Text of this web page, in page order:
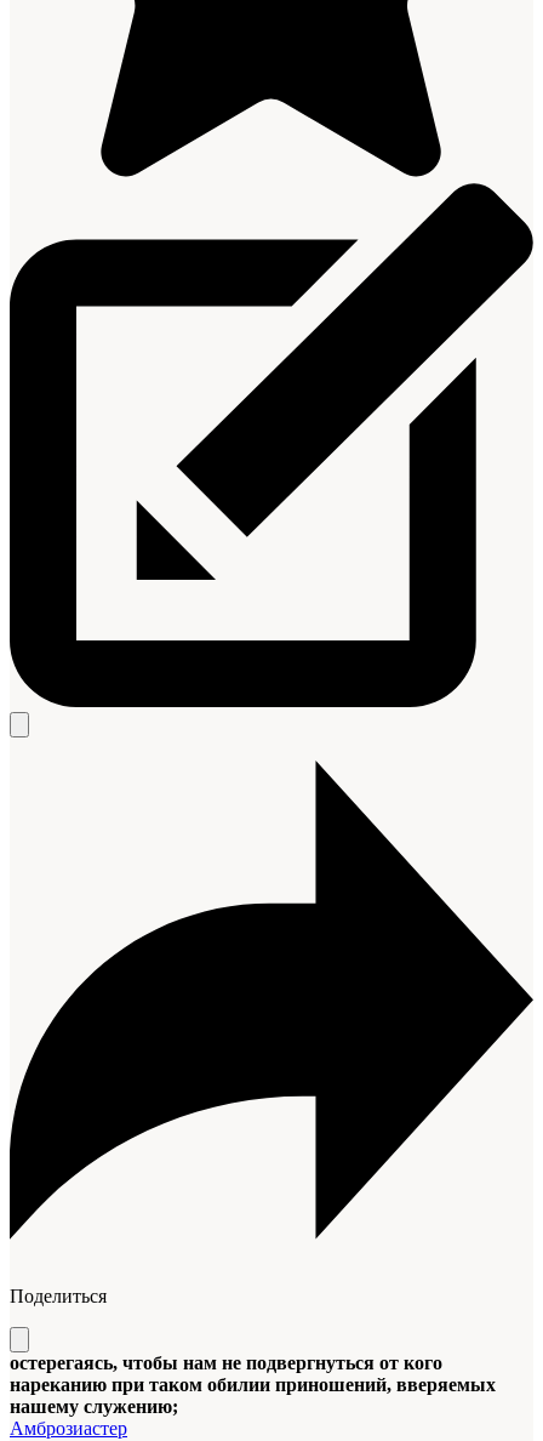
Поделиться
остерегаясь, чтобы нам не подвергнуться от кого
нареканию при таком обилии приношений, вверяемых
нашему служению;
Амброзиастер